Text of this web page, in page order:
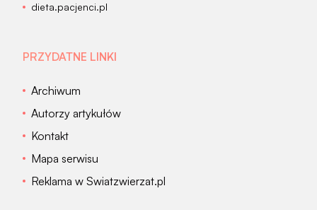
dieta.pacjenci.pl
PRZYDATNE LINKI
Archiwum
Autorzy artykułów
Kontakt
Mapa serwisu
Reklama w Swiatzwierzat.pl